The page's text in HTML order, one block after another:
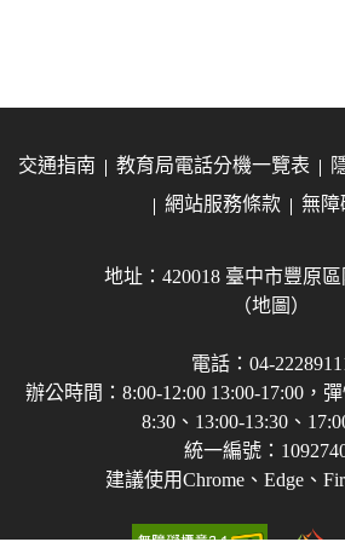
交通指南 教育局電話分機一覽表
網站服務條款
無障
地址：420018 臺中市豐原
（地圖）
電話：04-
辦公時間：8:00-12:00 13:00-17:00，
8:30、13:00-13:30、
統一編號：
建議使用Chrome、Edge、